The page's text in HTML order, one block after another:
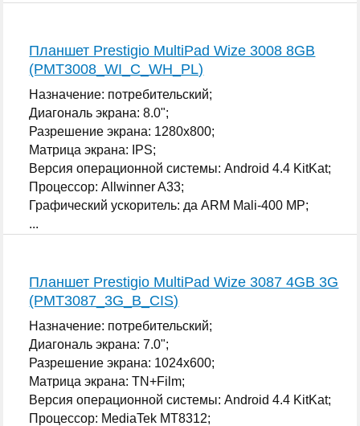
Планшет Prestigio MultiPad Wize 3008 8GB
(PMT3008_WI_C_WH_PL)
Назначение: потребительский;
Диагональ экрана: 8.0";
Разрешение экрана: 1280x800;
Матрица экрана: IPS;
Версия операционной системы: Android 4.4 KitKat;
Процессор: Allwinner A33;
Графический ускоритель: да ARM Mali-400 MP;
...
Планшет Prestigio MultiPad Wize 3087 4GB 3G
(PMT3087_3G_B_CIS)
Назначение: потребительский;
Диагональ экрана: 7.0";
Разрешение экрана: 1024x600;
Матрица экрана: TN+Film;
Версия операционной системы: Android 4.4 KitKat;
Процессор: MediaTek MT8312;